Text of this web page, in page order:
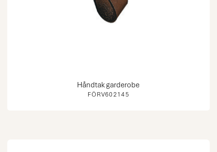
FÖRV602145
Håndtak garderobe